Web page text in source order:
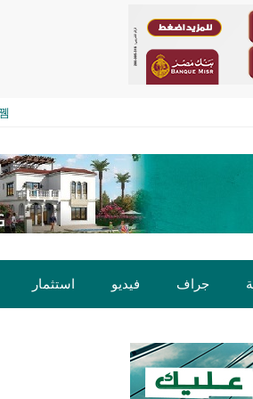
جراف فيديو استثمار